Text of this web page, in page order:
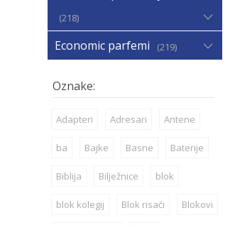
218
Economic parfemi 219
Adapteri Adresari Antene
ba Bajke Basne Baterije
Biblija Bilježnice blok
blok kolegij Blok risaći Blokovi